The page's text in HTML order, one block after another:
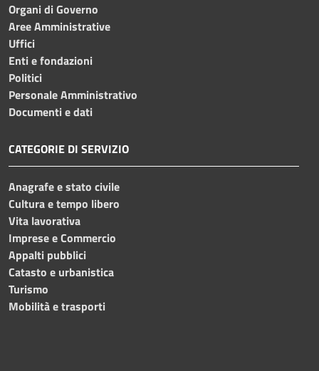
Organi di Governo
Aree Amministrative
Uffici
Enti e fondazioni
Politici
Personale Amministrativo
Documenti e dati
CATEGORIE DI SERVIZIO
Anagrafe e stato civile
Cultura e tempo libero
Vita lavorativa
Imprese e Commercio
Appalti pubblici
Catasto e urbanistica
Turismo
Mobilità e trasporti